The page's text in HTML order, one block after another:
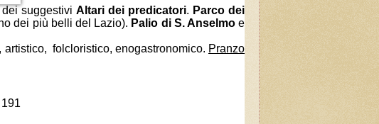
suggestivi Altari dei predicatori. Parco dei
dei più belli del Lazio). Palio di S. Anselmoe
artistico, folcloristico, enogastronomico. Pranzo